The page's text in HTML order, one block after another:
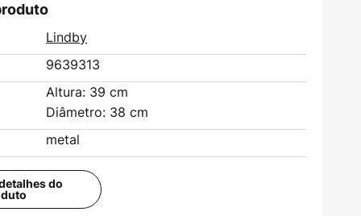
Lindby
9639313
Altura: 39 cm
Diâmetro: 38 cm
metal
do